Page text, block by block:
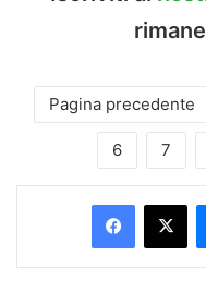
Pagina precedente
6 7
Facebook
X